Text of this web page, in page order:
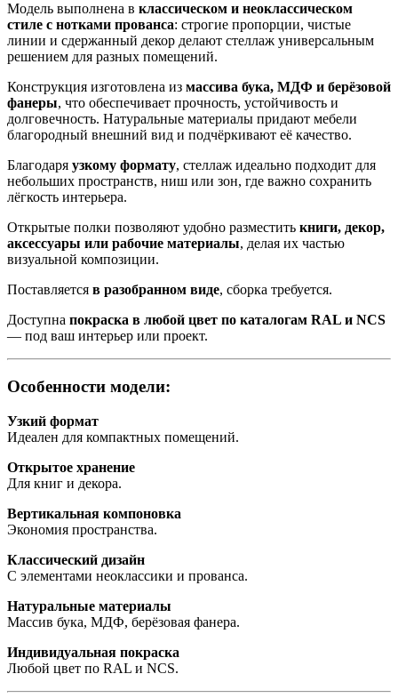
Модель выполнена в классическом и неоклассическом
стиле с нотками прованса: строгие пропорции, чистые
линии и сдержанный декор делают стеллаж универсальным
решением для разных помещений.
Конструкция изготовлена из массива бука, МДФ и берёзовой
фанеры, что обеспечивает прочность, устойчивость и
долговечность. Натуральные материалы придают мебели
благородный внешний вид и подчёркивают её качество.
Благодаря узкому формату, стеллаж идеально подходит для
небольших пространств, ниш или зон, где важно сохранить
лёгкость интерьера.
Открытые полки позволяют удобно разместить книги, декор,
аксессуары или рабочие материалы, делая их частью
визуальной композиции.
Поставляется в разобранном виде, сборка требуется.
Доступна покраска в любой цвет по каталогам RAL и NCS
— под ваш интерьер или проект.
Особенности модели:
Узкий формат
Идеален для компактных помещений.
Открытое хранение
Для книг и декора.
Вертикальная компоновка
Экономия пространства.
Классический дизайн
С элементами неоклассики и прованса.
Натуральные материалы
Массив бука, МДФ, берёзовая фанера.
Индивидуальная покраска
Любой цвет по RAL и NCS.